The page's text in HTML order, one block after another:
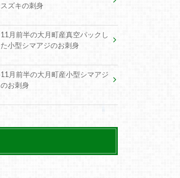
スズキの刺身
11月前半の大月町産真空パックし
た小型シマアジのお刺身
11月前半の大月町産小型シマアジ
のお刺身